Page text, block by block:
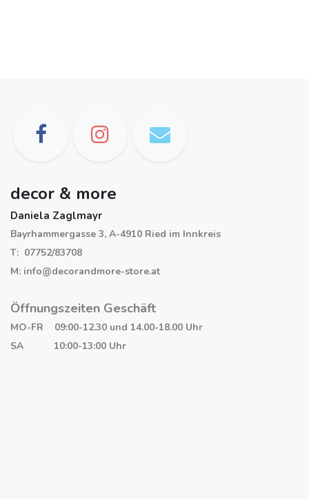
decor & more
Daniela Zaglmayr
Bayrhammergasse 3, A-4910 Ried im Innkreis
T: 07752/83708
M: info@decorandmore-store.at
Öffnungszeiten Geschäft
MO-FR 09:00-12.30 und 14.00-18.00 Uhr
SA 10:00-13:00 Uhr